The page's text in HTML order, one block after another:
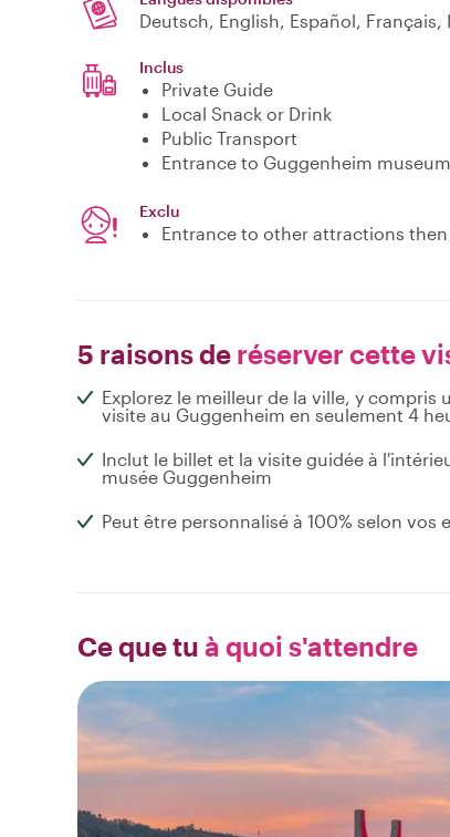
Deutsch, English, Español,
Inclus
Private Guide
Local Snack or Drink
Public Transport
Entrance to Guggenheim museum
Exclu
Entrance to other attractions
5 raisons de réserver cette
Explorez le meilleur de la ville, y compris
visite au Guggenheim en seulement 4
Inclut le billet et la visite guidée à
musée Guggenheim
Peut être personnalisé à 100% selon vos
Ce que tu à quoi s'attendre